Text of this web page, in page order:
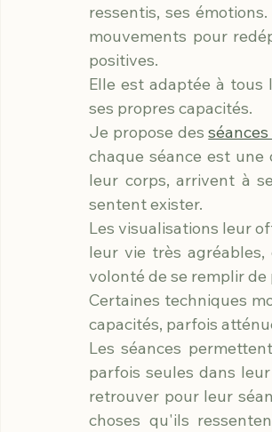
ressentis, ses
mouvements pour
positives.
Elle est adaptée à tous
ses propres capacités.
Je propose des
chaque séance est
leur corps, arrivent à
sentent exister.
Les visualisations leur
leur vie très
volonté de se remplir de
Certaines techniques
capacités, parfois
Les séances
parfois seules dans
retrouver pour leur
choses qu'ils